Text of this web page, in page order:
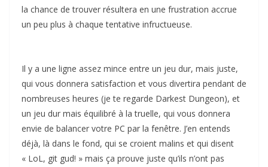
la chance de trouver résultera en une frustration accrue
un peu plus à chaque tentative infructueuse.
Il y a une ligne assez mince entre un jeu dur, mais juste,
qui vous donnera satisfaction et vous divertira pendant de
nombreuses heures (je te regarde Darkest Dungeon), et
un jeu dur mais équilibré à la truelle, qui vous donnera
envie de balancer votre PC par la fenêtre. J’en entends
déjà, là dans le fond, qui se croient malins et qui disent
« LoL, git gud! » mais ça prouve juste qu’ils n’ont pas